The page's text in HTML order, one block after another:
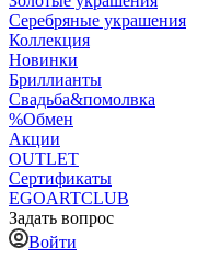
Серебряные украшения
Коллекция
Новинки
Бриллианты
Свадьба&помолвка
%Обмен
Акции
OUTLET
Сертификаты
EGOARTCLUB
Задать вопрос
Войти